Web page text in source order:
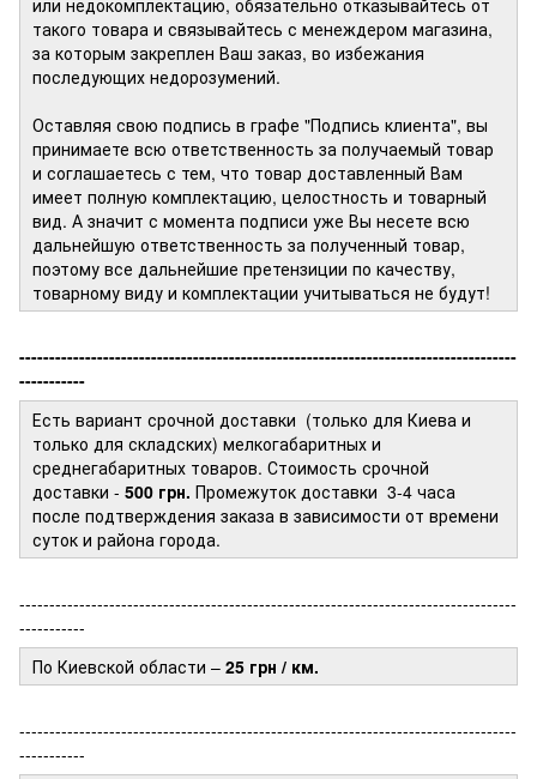
такого товара и связывайтесь с менеждером магазина,
за которым закреплен Ваш заказ, во избежания
последующих недорозумений.
Оставляя свою подпись в графе "Подпись клиента", вы
принимаете всю ответственность за получаемый товар
и соглашаетесь с тем, что товар доставленный Вам
имеет полную комплектацию, целостность и товарный
вид. А значит с момента подписи уже Вы несете всю
дальнейшую ответственность за полученный товар,
поэтому все дальнейшие претензиции по качеству,
товарному виду и комплектации учитываться не будут!
-----------------------------------------------------------------------------------
-----------
Есть вариант срочной доставки (только для Киева и
только для складских) мелкогабаритных и
среднегабаритных товаров. Стоимость срочной
доставки - 500 грн. Промежуток доставки 3-4 часа
после подтверждения заказа в зависимости от времени
суток и района города.
-----------------------------------------------------------------------------------
-----------
По Киевской области – 25 грн / км.
-----------------------------------------------------------------------------------
-----------